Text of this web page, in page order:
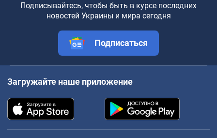
Подписывайтесь, чтобы быть в курсе последних
новостей Украины и мира сегодня
Подписаться
Загружайте наше приложение